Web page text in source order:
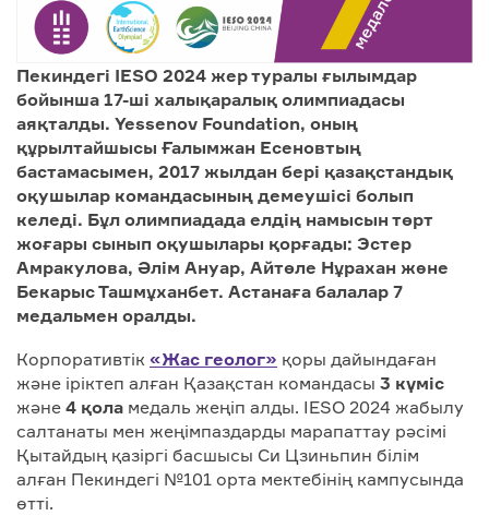
Пекиндегі IESO 2024 жер туралы ғылымдар
бойынша 17-ші халықаралық олимпиадасы
аяқталды. Yessenov Foundation, оның
құрылтайшысы Ғалымжан Есеновтың
бастамасымен, 2017 жылдан бері қазақстандық
оқушылар командасының демеушісі болып
келеді. Бұл олимпиадада елдің намысын төрт
жоғары сынып оқушылары қорғады: Эстер
Амракулова, Әлім Ануар, Айтөле Нұрахан және
Бекарыс Ташмұханбет. Астанаға балалар 7
медальмен оралды.
Корпоративтік «Жас геолог» қоры дайындаған
және іріктеп алған Қазақстан командасы 3 күміс
және 4 қола медаль жеңіп алды. IESO 2024 жабылу
салтанаты мен жеңімпаздарды марапаттау рәсімі
Қытайдың қазіргі басшысы Си Цзиньпин білім
алған Пекиндегі №101 орта мектебінің кампусында
өтті.